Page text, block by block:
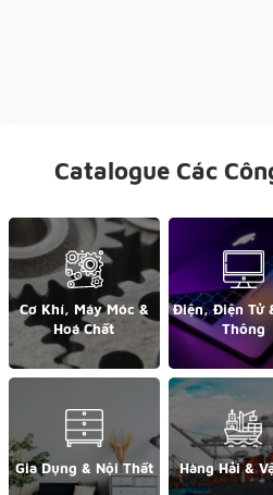
Catalogue Các
Cơ Khí, Máy Móc &
Hoá Chất
Điện, Điện Tử
Thông
Gia Dụng & Nội Thất Hàng Hải &